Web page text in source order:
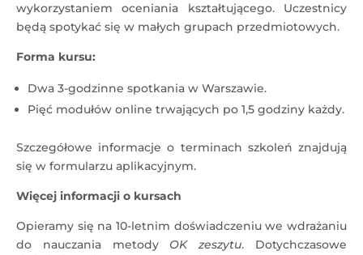
wykorzystaniem oceniania kształtującego. Uczestnicy
będą spotykać się w małych grupach przedmiotowych.
Forma kursu:
Dwa 3-godzinne spotkania w Warszawie.
Pięć modułów online trwających po 1,5 godziny każdy.
Szczegółowe informacje o terminach szkoleń znajdują
się w formularzu aplikacyjnym.
Więcej informacji o kursach
Opieramy się na 10-letnim doświadczeniu we wdrażaniu
do nauczania metody OK zeszytu. Dotychczasowe